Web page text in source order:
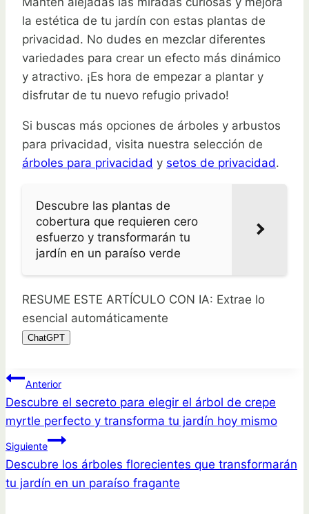
la estética de tu jardín con estas plantas de
privacidad. No dudes en mezclar diferentes
variedades para crear un efecto más dinámico
y atractivo. ¡Es hora de empezar a plantar y
disfrutar de tu nuevo refugio privado!
Si buscas más opciones de árboles y arbustos
para privacidad, visita nuestra selección de
árboles para privacidad y setos de privacidad.
Descubre las plantas de
cobertura que requieren cero
esfuerzo y transformarán tu
jardín en un paraíso verde
RESUME ESTE ARTÍCULO CON IA: Extrae lo
esencial automáticamente
ChatGPT
Navegación
de
entradas
Anterior
Descubre el secreto para elegir el árbol de crepe
myrtle perfecto y transforma tu jardín hoy mismo
Siguiente
Descubre los árboles florecientes que transformarán
tu jardín en un paraíso fragante